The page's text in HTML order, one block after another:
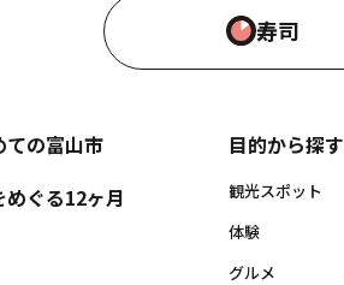
寿司
ての富山市
めぐる12ヶ月
目的から探す
観光スポット
体験
グルメ